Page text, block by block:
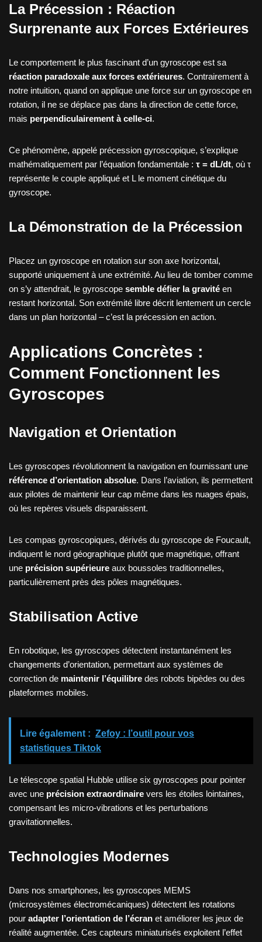
La Précession : Réaction
Surprenante aux Forces Extérieures
Le comportement le plus fascinant d’un gyroscope est sa
réaction paradoxale aux forces extérieures. Contrairement à
notre intuition, quand on applique une force sur un gyroscope en
rotation, il ne se déplace pas dans la direction de cette force,
mais perpendiculairement à celle-ci.
Ce phénomène, appelé précession gyroscopique, s’explique
mathématiquement par l’équation fondamentale : τ = dL/dt, où τ
représente le couple appliqué et L le moment cinétique du
gyroscope.
La Démonstration de la Précession
Placez un gyroscope en rotation sur son axe horizontal,
supporté uniquement à une extrémité. Au lieu de tomber comme
on s’y attendrait, le gyroscope semble défier la gravité en
restant horizontal. Son extrémité libre décrit lentement un cercle
dans un plan horizontal – c’est la précession en action.
Applications Concrètes :
Comment Fonctionnent les
Gyroscopes
Navigation et Orientation
Les gyroscopes révolutionnent la navigation en fournissant une
référence d’orientation absolue. Dans l’aviation, ils permettent
aux pilotes de maintenir leur cap même dans les nuages épais,
où les repères visuels disparaissent.
Les compas gyroscopiques, dérivés du gyroscope de Foucault,
indiquent le nord géographique plutôt que magnétique, offrant
une précision supérieure aux boussoles traditionnelles,
particulièrement près des pôles magnétiques.
Stabilisation Active
En robotique, les gyroscopes détectent instantanément les
changements d’orientation, permettant aux systèmes de
correction de maintenir l’équilibre des robots bipèdes ou des
plateformes mobiles.
Lire également : Zefoy : l’outil pour vos
statistiques Tiktok
Le télescope spatial Hubble utilise six gyroscopes pour pointer
avec une précision extraordinaire vers les étoiles lointaines,
compensant les micro-vibrations et les perturbations
gravitationnelles.
Technologies Modernes
Dans nos smartphones, les gyroscopes MEMS
(microsystèmes électromécaniques) détectent les rotations
pour adapter l’orientation de l’écran et améliorer les jeux de
réalité augmentée. Ces capteurs miniaturisés exploitent l’effet